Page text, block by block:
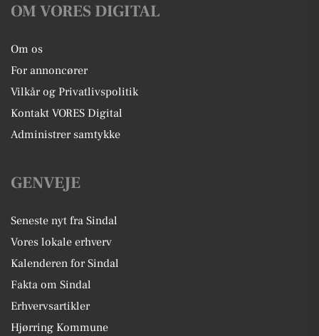
OM VORES DIGITAL
Om os
For annoncører
Vilkår og Privatlivspolitik
Kontakt VORES Digital
Administrer samtykke
GENVEJE
Seneste nyt fra Sindal
Vores lokale erhverv
Kalenderen for Sindal
Fakta om Sindal
Erhvervsartikler
Hjørring Kommune